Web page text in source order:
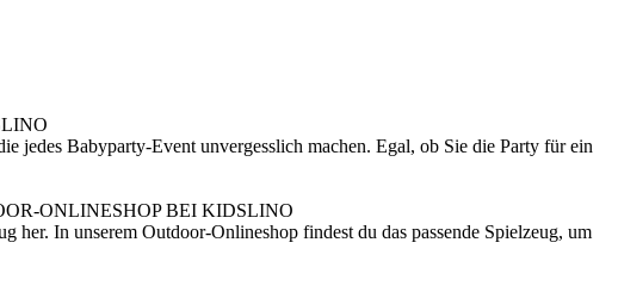
jedes Babyparty-Event unvergesslich machen. Egal, ob Sie die Party für ein
ONLINESHOP BEI KIDSLINO
her. In unserem Outdoor-Onlineshop findest du das passende Spielzeug, um